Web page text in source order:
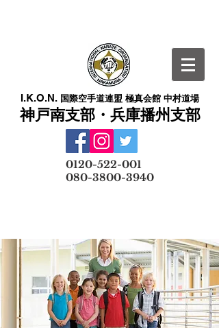
I.K.O.N. 国際空手道連盟 極真会館 中村道場
神戸南支部・兵庫播州支部
0120-522-001
080-3800-3940